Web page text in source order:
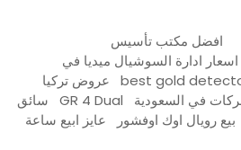
افضل مكتب تأسيس
اسعار ادارة السوشيال ميديا في
best gold
عروض تركيا
في السعودية GR 4 Dual
سائق
بيع رويال اوك اوفشور
عايز ابيع ساعة